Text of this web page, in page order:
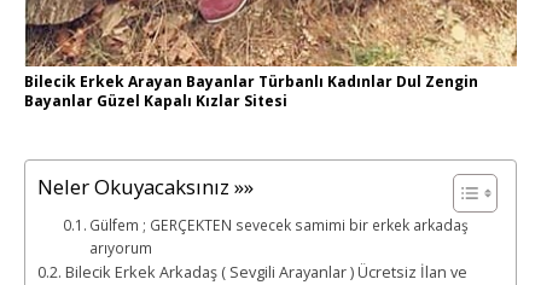
Bilecik Erkek Arayan Bayanlar Türbanlı Kadınlar Dul Zengin
Bayanlar Güzel Kapalı Kızlar Sitesi
Neler Okuyacaksınız »»
Gülfem ; GERÇEKTEN sevecek samimi bir erkek arkadaş
arıyorum
Bilecik Erkek Arkadaş ( Sevgili Arayanlar ) Ücretsiz İlan ve